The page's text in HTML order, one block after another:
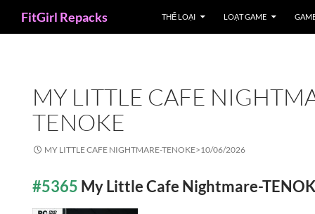
FitGirl Repacks THỂ LOẠI LOẠT GAME
MY LITTLE CAFE
TENOKE
MY LITTLE CAFE NIGHTMARE-TENOKE>10/06/2026
#5365 My Little Cafe Nightmare-